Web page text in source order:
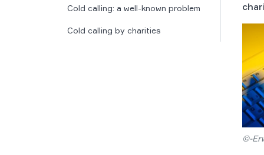
Cold calling: a well-known problem
Cold calling by charities
©-